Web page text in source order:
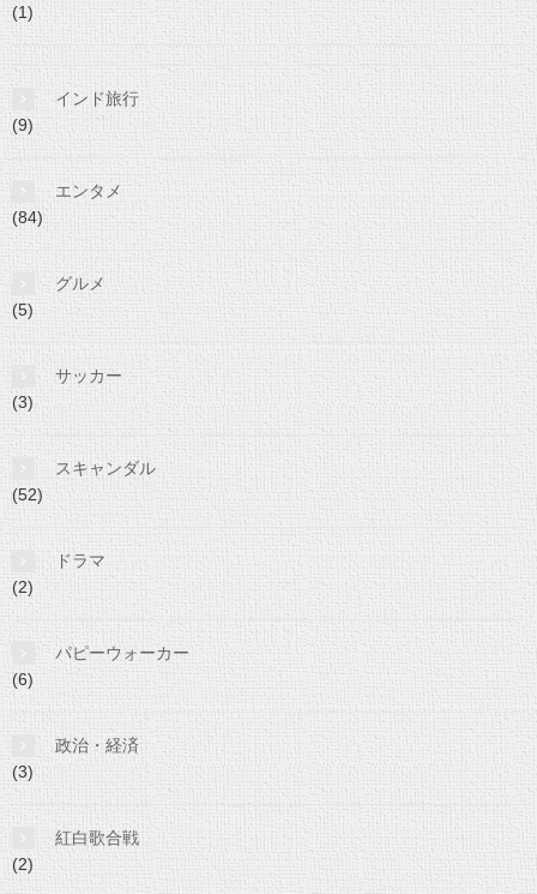
(1)
インド旅行
(9)
エンタメ
(84)
グルメ
(5)
サッカー
(3)
スキャンダル
(52)
ドラマ
(2)
パピーウォーカー
(6)
政治・経済
(3)
紅白歌合戦
(2)